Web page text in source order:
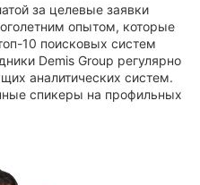
за целевые заявки
опытом, которые
10 поисковых систем
Demis Group регулярно
аналитических систем.
спикеры на профильных